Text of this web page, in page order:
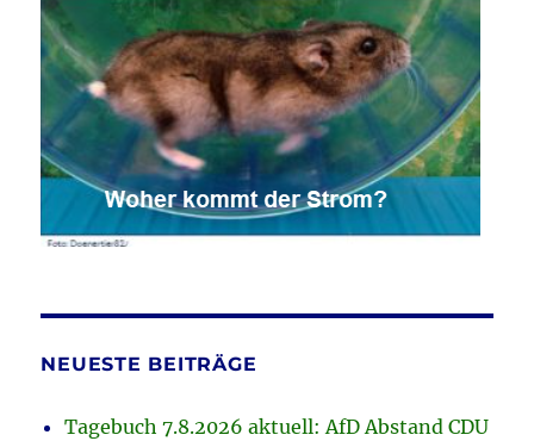
NEUESTE BEITRÄGE
Tagebuch 7.8.2026 aktuell: AfD Abstand CDU